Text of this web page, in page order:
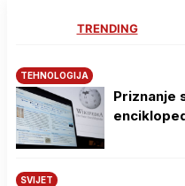
TRENDING
TEHNOLOGIJA
Priznanje
SVIJET